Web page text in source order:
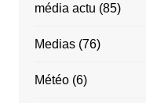
média actu (85)
Medias(76)
Météo(6)